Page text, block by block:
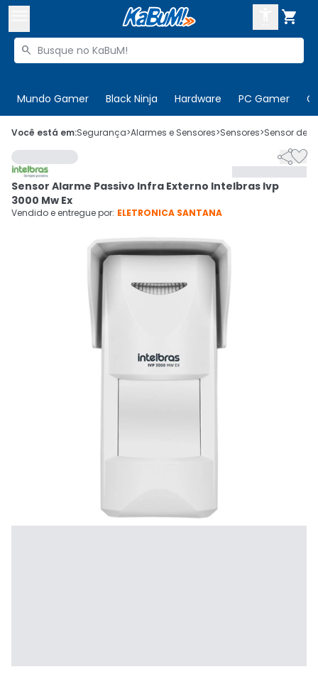

Buscar produtos

Mundo Gamer Black Ninja Hardware PC Gamer
 Olá. Acesse sua conta
 Departamentos
Cupons
Ativar tradutor em libras
CADASTRE-SE
Você está em:Segurança>Alarmes e Sensores>Sensores>Sensor de

Sensor Alarme Passivo Infra Externo Intelbras Ivp
3000 Mw Ex
Vendido e entregue por: ELETRONICA SANTANA